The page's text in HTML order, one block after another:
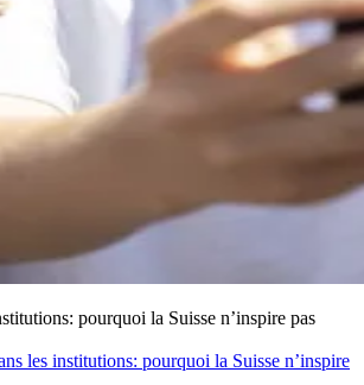
pourquoi la Suisse n’inspire pas
les institutions: pourquoi la Suisse n’inspire